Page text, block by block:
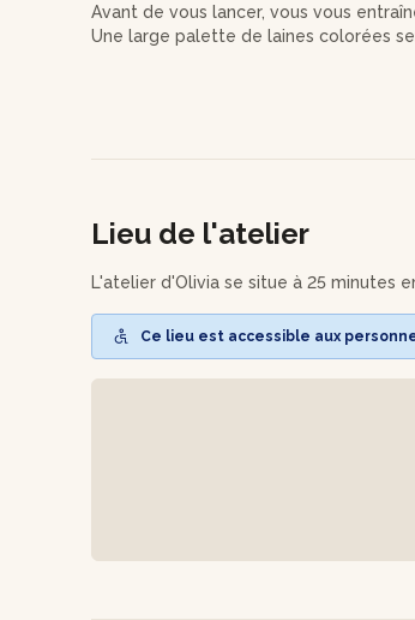
Avant de vous lancer, vous vous
Une large palette de laines colorées
En suivant les indications d'Olivia,
là pour vous guider à chaque étape,
Il ne vous restera plus qu'à raser
Lieu de l'atelier
L'atelier d'Olivia se situe à 25 minutes
Ce lieu est accessible aux